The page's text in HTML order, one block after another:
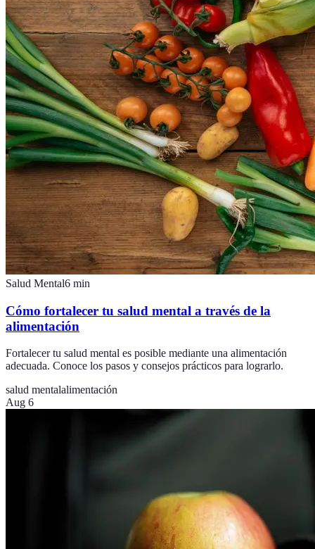
Salud Mental6 min
Cómo fortalecer tu salud mental a través de la
alimentación
Fortalecer tu salud mental es posible mediante una alimentación
adecuada. Conoce los pasos y consejos prácticos para lograrlo.
salud mentalalimentación
Aug 6